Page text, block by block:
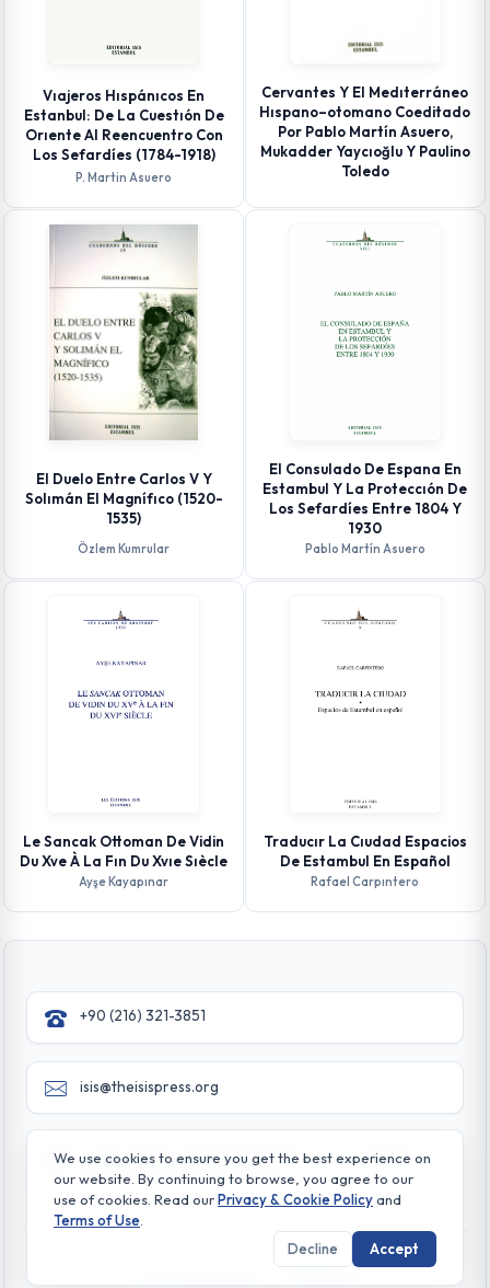
Vıajeros Hıspánıcos En
Estanbul: De La Cuestıón De
Orıente Al Reencuentro Con
Los Sefardíes (1784-1918)
P. Martin Asuero
Cervantes Y El Medıterráneo
Hıspano–otomano Coeditado
Por Pablo Martín Asuero,
Mukadder Yaycıoğlu Y Paulino
Toledo
El Duelo Entre Carlos V Y
Solımán El Magnífıco (1520-
1535)
Özlem Kumrular
El Consulado De Espana En
Estambul Y La Proteccıón De
Los Sefardíes Entre 1804 Y
1930
Pablo Martín Asuero
Le Sancak Ottoman De Vidin
Du Xve À La Fın Du Xvıe Sıècle
Ayşe Kayapınar
Traducır La Cıudad Espacios
De Estambul En Español
Rafael Carpıntero
+90 (216) 321-3851
isis@theisispress.org
Yazmaci Emine Sokak No:4/a Burhaniye - Beylerbeyi
TR 34676 ISTANBUL-TURKEY
© All rights reserved. 2026 The Isis Press
We use cookies to ensure you get the best experience on
our website. By continuing to browse, you agree to our
use of cookies. Read ourPrivacy & Cookie Policyand
Terms of Use
Decline
Accept